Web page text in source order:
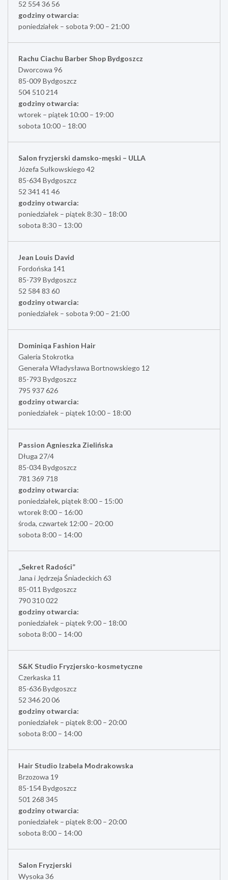
52 554 36 56
godziny otwarcia:
poniedziałek – sobota 9:00 – 21:00
Rachu Ciachu Barber Shop Bydgoszcz
Dworcowa 96
85-009 Bydgoszcz
504 510 214
godziny otwarcia:
wtorek – piątek 10:00 – 19:00
sobota 10:00 – 18:00
Salon fryzjerski damsko-męski – ULLA
Józefa Sułkowskiego 42
85-634 Bydgoszcz
52 341 41 46
godziny otwarcia:
poniedziałek – piątek 8:30 – 18:00
sobota 8:30 – 13:00
Jean Louis David
Fordońska 141
85-739 Bydgoszcz
52 584 83 60
godziny otwarcia:
poniedziałek – sobota 9:00 – 21:00
Dominiqa Fashion Hair
Galeria Stokrotka
Generała Władysława Bortnowskiego 12
85-793 Bydgoszcz
795 937 626
godziny otwarcia:
poniedziałek – piątek 10:00 – 18:00
Passion Agnieszka Zielińska
Długa 27/4
85-034 Bydgoszcz
781 369 718
godziny otwarcia:
poniedziałek, piątek 8:00 – 15:00
wtorek 8:00 – 16:00
środa, czwartek 12:00 – 20:00
sobota 8:00 – 14:00
„Sekret Radości”
Jana i Jędrzeja Śniadeckich 63
85-011 Bydgoszcz
790 310 022
godziny otwarcia:
poniedziałek – piątek 9:00 – 18:00
sobota 8:00 – 14:00
S&K Studio Fryzjersko-kosmetyczne
Czerkaska 11
85-636 Bydgoszcz
52 346 20 06
godziny otwarcia:
poniedziałek – piątek 8:00 – 20:00
sobota 8:00 – 14:00
Hair Studio Izabela Modrakowska
Brzozowa 19
85-154 Bydgoszcz
501 268 345
godziny otwarcia:
poniedziałek – piątek 8:00 – 20:00
sobota 8:00 – 14:00
Salon Fryzjerski
Wysoka 36